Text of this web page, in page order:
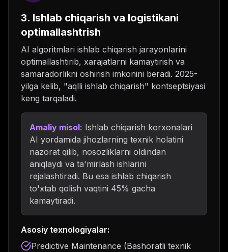
3. Ishlab chiqarish va logistikani
optimallashtrish
AI algoritmlari ishlab chiqarish jarayonlarini
optimallashtirib, xarajatlarni kamaytirish va
samaradorlikni oshirish imkonini beradi. 2025-
yilga kelib, "aqlli ishlab chiqarish" kontseptsiyasi
keng tarqaladi.
Amaliy misol: Ishlab chiqarish korxonalari
AI yordamida jihozlarning texnik holatini
nazorat qilib, nosozliklarni oldindan
aniqlaydi va ta'mirlash ishlarini
rejalashtiradi. Bu esa ishlab chiqarish
to'xtab qolish vaqtini 45% gacha
kamaytiradi.
Asosiy texnologiyalar:
Predictive Maintenance (Bashoratli texnik